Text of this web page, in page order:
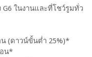
G6 ในงานและที่โชว์รูมทั่ว
น (ดาวน์ขั้นต่ำ 25%)*
น*